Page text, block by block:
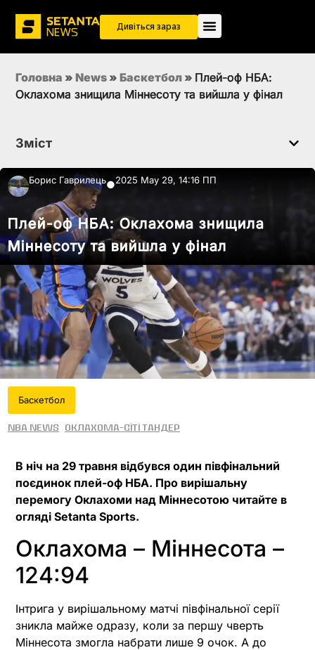
Дивіться зараз
Головна » News » Баскетбол » Плей-оф НБА:
Оклахома знищила Міннесоту та вийшла у фінал
Зміст
Борис Гаврилець●2025 May 29, 14:16 ПП
Плей-оф НБА: Оклахома знищила
Міннесоту та вийшла у фінал
Баскетбол
NBA News Оклахома-Сіті Тандер
В ніч на 29 травня відбувся один півфінальний
поєдинок плей-оф НБА. Про вирішальну
перемогу Оклахоми над Міннесотою читайте в
огляді Setanta Sports.
Оклахома – Міннесота –
124:94
Інтрига у вирішальному матчі півфінальної серії
зникла майже одразу, коли за першу чверть
Міннесота змогла набрати лише 9 очок. А до